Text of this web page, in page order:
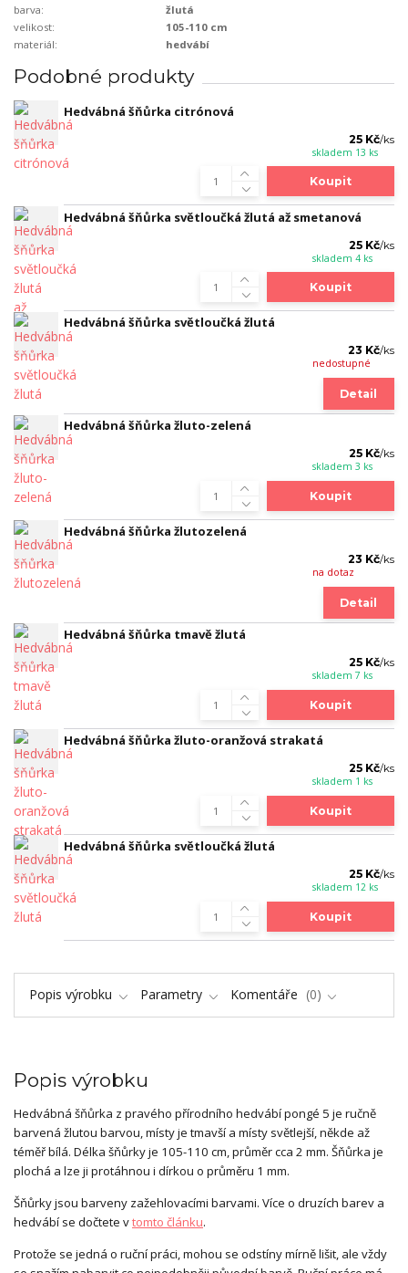
barva:
žlutá
velikost:
105-110 cm
materiál:
hedvábí
Podobné produkty
Hedvábná šňůrka citrónová
25 Kč/ks
skladem 13 ks
Koupit
Hedvábná šňůrka světloučká žlutá až smetanová
25 Kč/ks
skladem 4 ks
Koupit
Hedvábná šňůrka světloučká žlutá
23 Kč/ks
nedostupné
Detail
Hedvábná šňůrka žluto-zelená
25 Kč/ks
skladem 3 ks
Koupit
Hedvábná šňůrka žlutozelená
23 Kč/ks
na dotaz
Detail
Hedvábná šňůrka tmavě žlutá
25 Kč/ks
skladem 7 ks
Koupit
Hedvábná šňůrka žluto-oranžová strakatá
25 Kč/ks
skladem 1 ks
Koupit
Hedvábná šňůrka světloučká žlutá
25 Kč/ks
skladem 12 ks
Koupit
Popis výrobku Parametry Komentáře 0
Popis výrobku
Hedvábná šňůrka z pravého přírodního hedvábí pongé 5 je ručně
barvená žlutou barvou, místy je tmavší a místy světlejší, někde až
téměř bílá. Délka šňůrky je 105-110 cm, průměr cca 2 mm. Šňůrka je
plochá a lze ji protáhnou i dírkou o průměru 1 mm.
Šňůrky jsou barveny zažehlovacími barvami. Více o druzích barev a
hedvábí se dočtete vtomto článku.
Protože se jedná o ruční práci, mohou se odstíny mírně lišit, ale vždy